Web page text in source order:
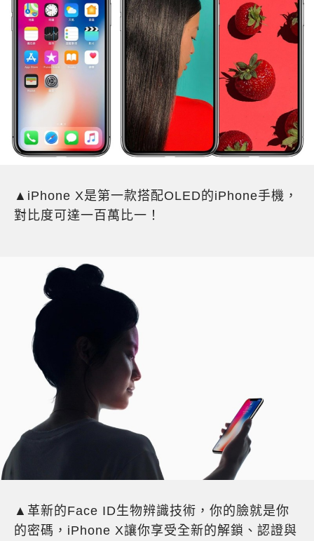
▲iPhone X是第一款搭配OLED的iPhone手機，
對比度可達一百萬比一！
▲革新的Face ID生物辨識技術，你的臉就是你
的密碼，iPhone X讓你享受全新的解鎖、認證與